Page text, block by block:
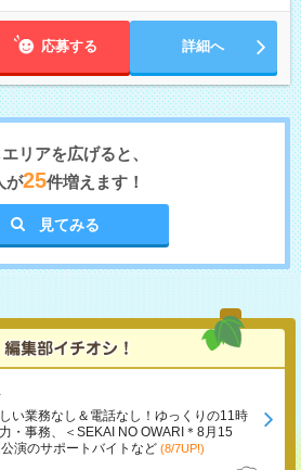
応募する 詳細へ
リアを広げると、
が25件増えます！
見てみる
い業務なし＆電話なし！ゆっくりの11時
・事務、＜SEKAI NO OWARI＊8月15
演のサポートバイトなど (8/7UP!)